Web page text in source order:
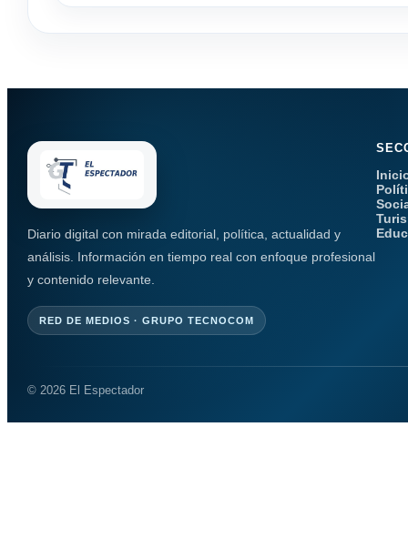
Diario digital con mirada editorial, política, actualidad y
análisis. Información en tiempo real con enfoque profesional
y contenido relevante.
RED DE MEDIOS · GRUPO TECNOCOM
© 2026 El Espectador